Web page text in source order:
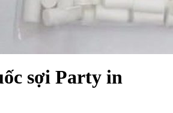
sợi Party in